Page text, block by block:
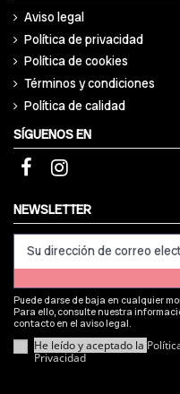
Aviso legal
Política de privacidad
Política de cookies
Términos y condiciones
Política de calidad
SÍGUENOS EN
NEWSLETTER
Puede darse de baja en cualquier
Para ello, consulte nuestra
contacto en el aviso legal.
He leído y aceptado la
Privacidad